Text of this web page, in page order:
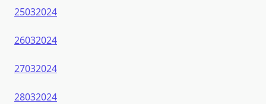
25032024
26032024
27032024
28032024